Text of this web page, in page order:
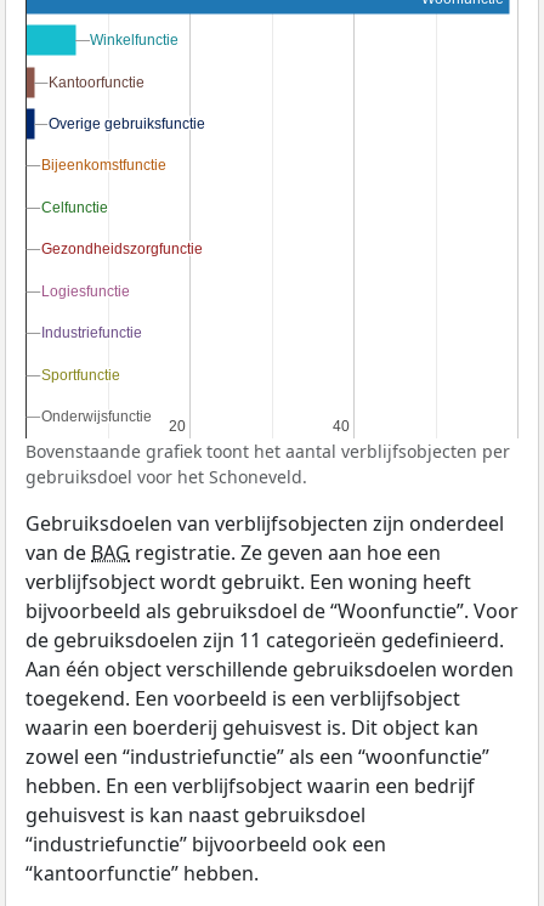
20
20 40
40
Winkelfunctie
Winkelfunctie
Kantoorfunctie
Kantoorfunctie
Overige gebruiksfunctie
Overige gebruiksfunctie
Bijeenkomstfunctie
Bijeenkomstfunctie
Celfunctie
Celfunctie
Gezondheidszorgfunctie
Gezondheidszorgfunctie
Logiesfunctie
Logiesfunctie
Industriefunctie
Industriefunctie
Sportfunctie
Sportfunctie
Onderwijsfunctie
Onderwijsfunctie
Bovenstaande grafiek toont het aantal verblijfsobjecten per
gebruiksdoel voor het Schoneveld.
Gebruiksdoelen van verblijfsobjecten zijn onderdeel
van de BAG registratie. Ze geven aan hoe een
verblijfsobject wordt gebruikt. Een woning heeft
bijvoorbeeld als gebruiksdoel de “Woonfunctie”. Voor
de gebruiksdoelen zijn 11 categorieën gedefinieerd.
Aan één object verschillende gebruiksdoelen worden
toegekend. Een voorbeeld is een verblijfsobject
waarin een boerderij gehuisvest is. Dit object kan
zowel een “industriefunctie” als een “woonfunctie”
hebben. En een verblijfsobject waarin een bedrijf
gehuisvest is kan naast gebruiksdoel
“industriefunctie” bijvoorbeeld ook een
“kantoorfunctie” hebben.